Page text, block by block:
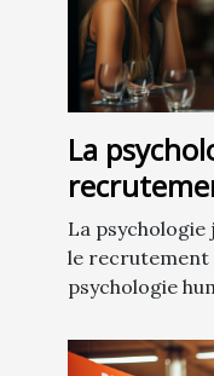
La
La
le recrutement
psychologie